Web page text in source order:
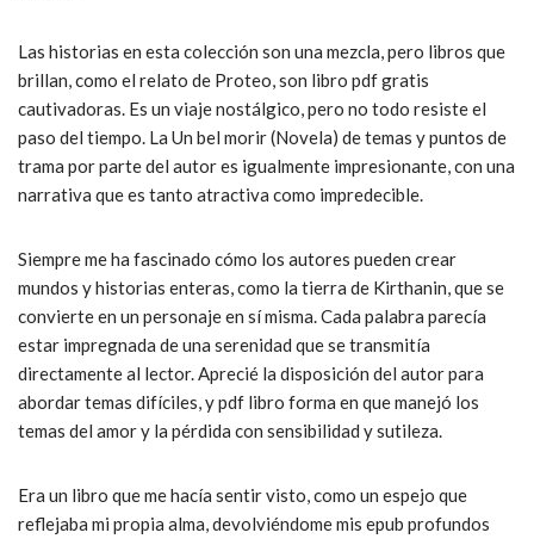
Las historias en esta colección son una mezcla, pero libros que
brillan, como el relato de Proteo, son libro pdf gratis
cautivadoras. Es un viaje nostálgico, pero no todo resiste el
paso del tiempo. La Un bel morir (Novela) de temas y puntos de
trama por parte del autor es igualmente impresionante, con una
narrativa que es tanto atractiva como impredecible.
Siempre me ha fascinado cómo los autores pueden crear
mundos y historias enteras, como la tierra de Kirthanin, que se
convierte en un personaje en sí misma. Cada palabra parecía
estar impregnada de una serenidad que se transmitía
directamente al lector. Aprecié la disposición del autor para
abordar temas difíciles, y pdf libro forma en que manejó los
temas del amor y la pérdida con sensibilidad y sutileza.
Era un libro que me hacía sentir visto, como un espejo que
reflejaba mi propia alma, devolviéndome mis epub profundos